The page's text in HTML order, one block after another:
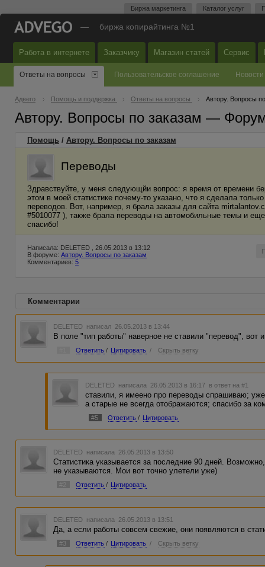
Биржа маркетинга Каталог услуг
— биржа копирайтинга №1
Работа в интернете Заказчику Магазин статей Сервис
Ответы на вопросы Пользовательское соглашение Новости
Адвего Помощь и поддержка Ответы на вопросы Автору. Вопросы
Автору. Вопросы по заказам —
Помощь / Автору. Вопросы по заказам
Переводы
Здравствуйте, у меня следующйи вопрос: я время от времени
этом в моей статистике почему-то указано, что я сделала
переводов. Вот, например, я брала заказы для сайта
#5010077 ), также брала переводы на автомобильные темы и
спасибо!
Написала: DELETED , 26.05.2013 в 13:12
В форуме: Автору. Вопросы по заказам
Комментариев: 5
Комментарии
DELETED написал 26.05.2013 в 13:44
В поле "тип работы" наверное не ставили "перевод", вот
Ответить / Цитировать / Скрыть ветку
DELETED написала 26.05.2013 в 16:17 в ответ на #1
ставили, я имеено про переводы спрашиваю;
а старые не всегда отображаются; спасибо за
#5 Ответить / Цитировать
DELETED написала 26.05.2013 в 13:50
Статистика указывается за последние 90 дней.
не указываются. Мои вот точно улетели уже)
#2 Ответить / Цитировать
DELETED написала 26.05.2013 в 13:51
Да, а если работы совсем свежие, они появляются в
#3 Ответить / Цитировать / Скрыть ветку